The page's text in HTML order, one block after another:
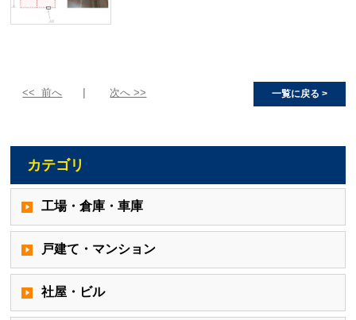
<< 前へ 次へ >> 一覧に戻る >
カテゴリ
工場・倉庫・車庫
戸建て・マンション
社屋・ビル